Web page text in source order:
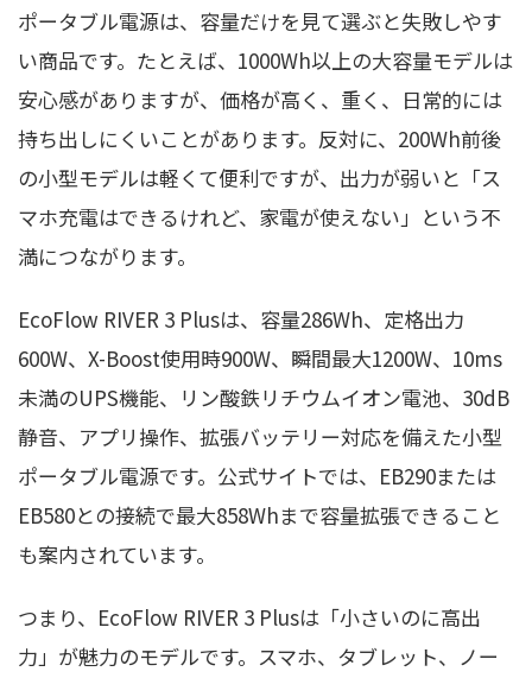
ポータブル電源は、容量だけを見て選ぶと失敗しやす
い商品です。たとえば、1000Wh以上の大容量モデルは
安心感がありますが、価格が高く、重く、日常的には
持ち出しにくいことがあります。反対に、200Wh前後
の小型モデルは軽くて便利ですが、出力が弱いと「ス
マホ充電はできるけれど、家電が使えない」という不
満につながります。
EcoFlow RIVER 3 Plusは、容量286Wh、定格出力
600W、X-Boost使用時900W、瞬間最大1200W、10ms
未満のUPS機能、リン酸鉄リチウムイオン電池、30dB
静音、アプリ操作、拡張バッテリー対応を備えた小型
ポータブル電源です。公式サイトでは、EB290または
EB580との接続で最大858Whまで容量拡張できること
も案内されています。
つまり、EcoFlow RIVER 3 Plusは「小さいのに高出
力」が魅力のモデルです。スマホ、タブレット、ノー